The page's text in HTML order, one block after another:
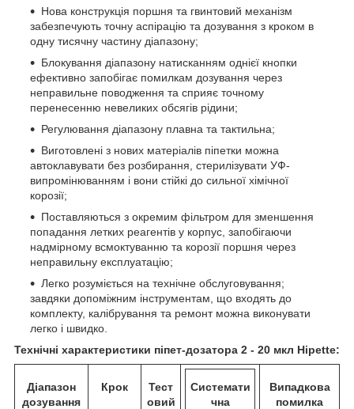
Нова конструкція поршня та гвинтовий механізм
забезпечують точну аспірацію та дозування з кроком в
одну тисячну частину діапазону;
Блокування діапазону натисканням однієї кнопки
ефективно запобігає помилкам дозування через
неправильне поводження та сприяє точному
перенесенню невеликих обсягів рідини;
Регулювання діапазону плавна та тактильна;
Виготовлені з нових матеріалів піпетки можна
автоклавувати без розбирання, стерилізувати УФ-
випромінюванням і вони стійкі до сильної хімічної
корозії;
Поставляються з окремим фільтром для зменшення
попадання летких реагентів у корпус, запобігаючи
надмірному всмоктуванню та корозії поршня через
неправильну експлуатацію;
Легко розуміється на технічне обслуговування;
завдяки допоміжним інструментам, що входять до
комплекту, калібрування та ремонт можна виконувати
легко і швидко.
Технічні характеристики піпет-дозатора 2 - 20 мкл Hipette:
Діапазон
дозування
Крок
Тест
овий
Системати
чна
Випадкова
помилка